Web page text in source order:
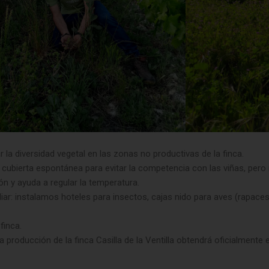
diversidad vegetal en las zonas no productivas de la finca.
espontánea para evitar la competencia con las viñas,
y ayuda a regular la temperatura.
instalamos hoteles para insectos, cajas nido para aves
producción de la finca Casilla de la Ventilla obtendrá